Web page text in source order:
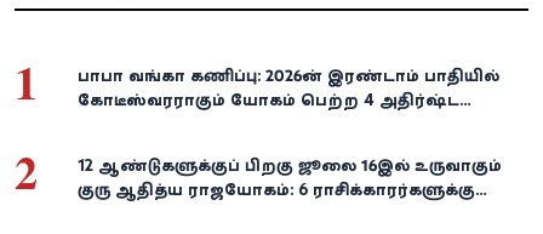
1
பாபா வங்கா கணிப்பு: 2026-ன் இரண்டாம் பாதியில்
கோடீஸ்வரராகும் யோகம் பெற்ற 4 அதிர்ஷ்ட
2
12 ஆண்டுகளுக்குப் பிறகு ஜூலை 16இல் உருவாகும்
குரு ஆதித்ய ராஜயோகம்: 6 ராசிக்காரர்களுக்கு